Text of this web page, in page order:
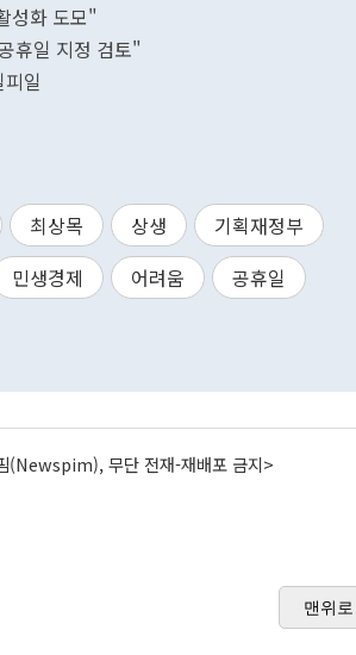
성화 도모"
휴일 지정 검토"
일
최상목 상생
기획재정부
민생경제 어려움
공휴일
(Newspim), 무단 전재-재배포 금지>
맨위로